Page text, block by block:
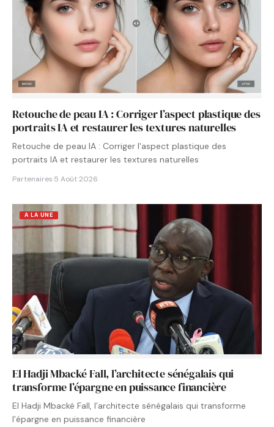
Retouche de peau IA : Corriger l’aspect plastique des
portraits IA et restaurer les textures naturelles
Retouche de peau IA : Corriger l'aspect plastique des
portraits IA et restaurer les textures naturelles
Partenaires·5 Août 2026
A LA UNE
El Hadji Mbacké Fall, l’architecte sénégalais qui
transforme l’épargne en puissance financière
El Hadji Mbacké Fall, l’architecte sénégalais qui transforme
l’épargne en puissance financière